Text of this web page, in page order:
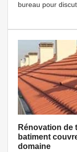
bureau pour
Rénovation de
batiment
domaine